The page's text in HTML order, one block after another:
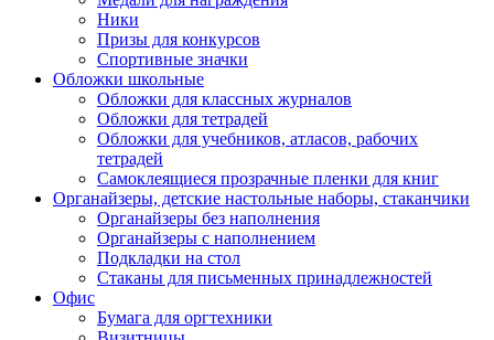
Ники
Призы для конкурсов
Спортивные значки
Обложки школьные
Обложки для классных журналов
Обложки для тетрадей
Обложки для учебников, атласов, рабочих
тетрадей
Самоклеящиеся прозрачные пленки для книг
Органайзеры, детские настольные наборы, стаканчики
Органайзеры без наполнения
Органайзеры с наполнением
Подкладки на стол
Стаканы для письменных принадлежностей
Офис
Бумага для оргтехники